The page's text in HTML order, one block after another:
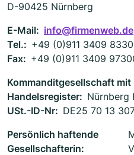
D-90425 Nürnberg
E-Mail: info@firmenweb.de
Tel.: +49 (0)911 3409
Fax: +49 (0)911 3409
Kommanditgesellschaft mit
Handelsregister: Nürnberg
USt.-ID-Nr: DE25 70 13
Persönlich haftende
Gesellschafterin: